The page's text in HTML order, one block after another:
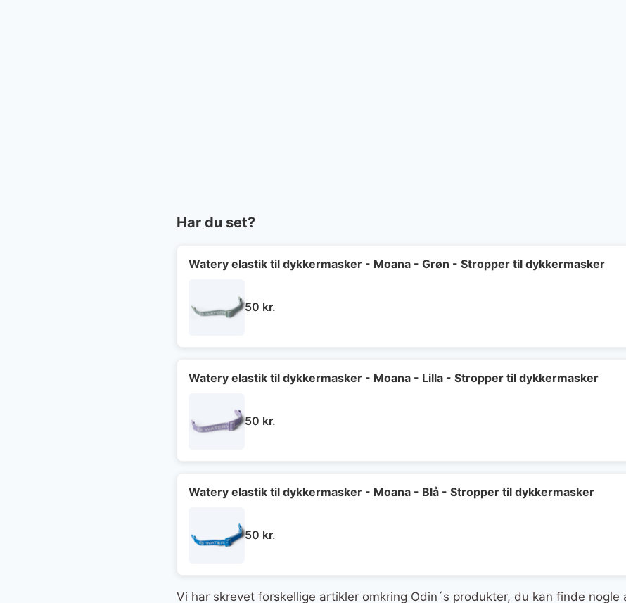
Har du set?
Watery elastik til dykkermasker - Moana - Grøn - Stropper til dykkermasker
50 kr.
Watery elastik til dykkermasker - Moana - Lilla - Stropper til dykkermasker
50 kr.
Watery elastik til dykkermasker - Moana - Blå - Stropper til dykkermasker
50 kr.
Vi har skrevet forskellige artikler omkring Odin´s produkter, du kan finde nogle